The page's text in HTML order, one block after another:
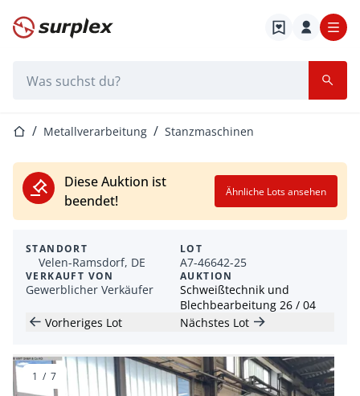
Startseite
StartseiteMetallverarbeitung Stanzmaschinen
Diese Auktion ist
beendet!
Ähnliche Lots ansehen
STANDORT
Velen-Ramsdorf, DE
VERKAUFT VON
Gewerblicher Verkäufer
LOT
A7-46642-25
AUKTION
Schweißtechnik und
Blechbearbeitung 26 / 04
Vorheriges Lot
Nächstes Lot
1 / 7